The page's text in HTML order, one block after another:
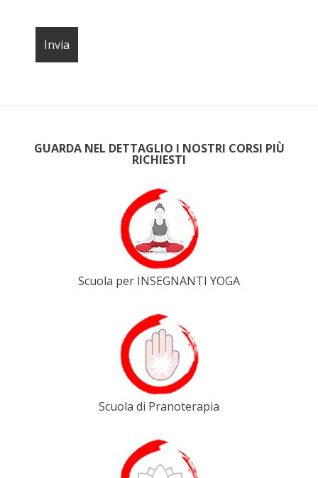
GUARDA NEL DETTAGLIO I NOSTRI CORSI PIÙ
RICHIESTI
Scuola per INSEGNANTI YOGA
Scuola di Pranoterapia